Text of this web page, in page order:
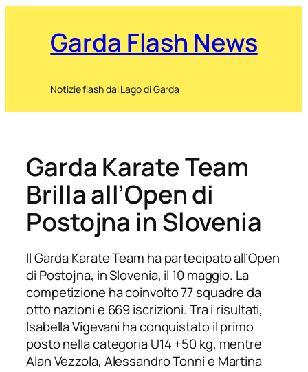
Garda Flash News
Notizie flash dal Lago di Garda
Garda Karate Team
Brilla all’Open di
Postojna in Slovenia
Il Garda Karate Team ha partecipato all’Open
di Postojna, in Slovenia, il 10 maggio. La
competizione ha coinvolto 77 squadre da
otto nazioni e 669 iscrizioni. Tra i risultati,
Isabella Vigevani ha conquistato il primo
posto nella categoria U14 +50 kg, mentre
Alan Vezzola, Alessandro Tonni e Martina